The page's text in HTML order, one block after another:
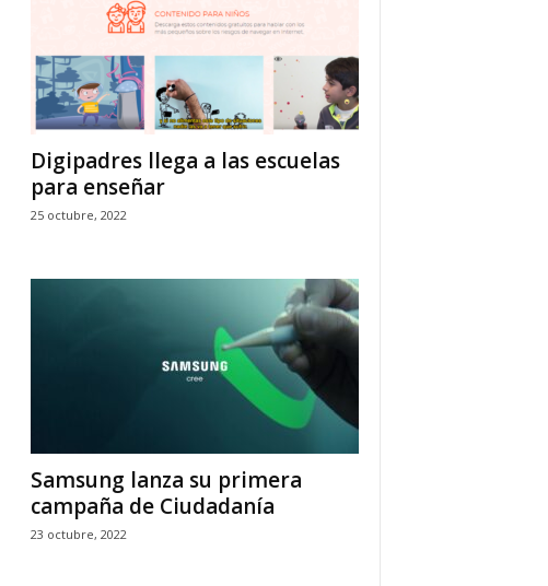
Digipadres llega a las escuelas
para enseñar
25 octubre, 2022
Samsung lanza su primera
campaña de Ciudadanía
23 octubre, 2022